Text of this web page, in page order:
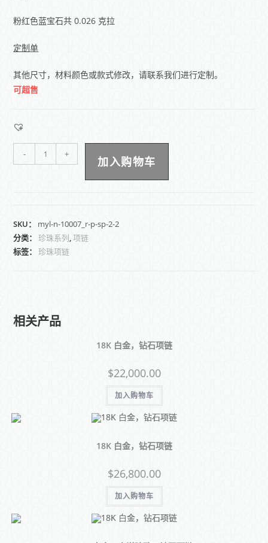
粉红色蓝宝石共 0.026 克拉
定制单
其他尺寸，材料颜色或款式修改，请联系我们进行定制。
可超售
- +
加入购物车
SKU： myl-n-10007_r-p-sp-2-2
分类：珍珠系列,项链
标签：珍珠项链
相关产品
18K 白金，钻石项链
$22,000.00
加入购物车
18K 白金，钻石项链
$26,800.00
加入购物车